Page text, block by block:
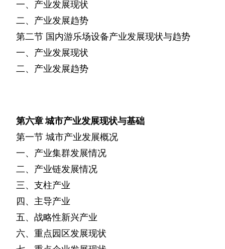
一、产业发展现状
二、产业发展趋势
第二节 国内游乐场设备产业发展现状与趋势
一、产业发展现状
二、产业发展趋势
第六章城市产业发展现状与基础
第一节 城市产业发展概况
一、产业集群发展情况
二、产业链发展情况
三、支柱产业
四、主导产业
五、战略性新兴产业
六、重点园区发展现状